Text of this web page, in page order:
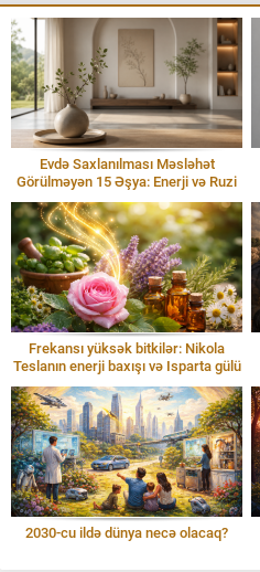
Evdə Saxlanılması Məsləhət
Görülməyən 15 Əşya: Enerji və Ruzi
Frekansı yüksək bitkilər: Nikola
Teslanın enerji baxışı və Isparta gülü
2030-cu ildə dünya necə olacaq?